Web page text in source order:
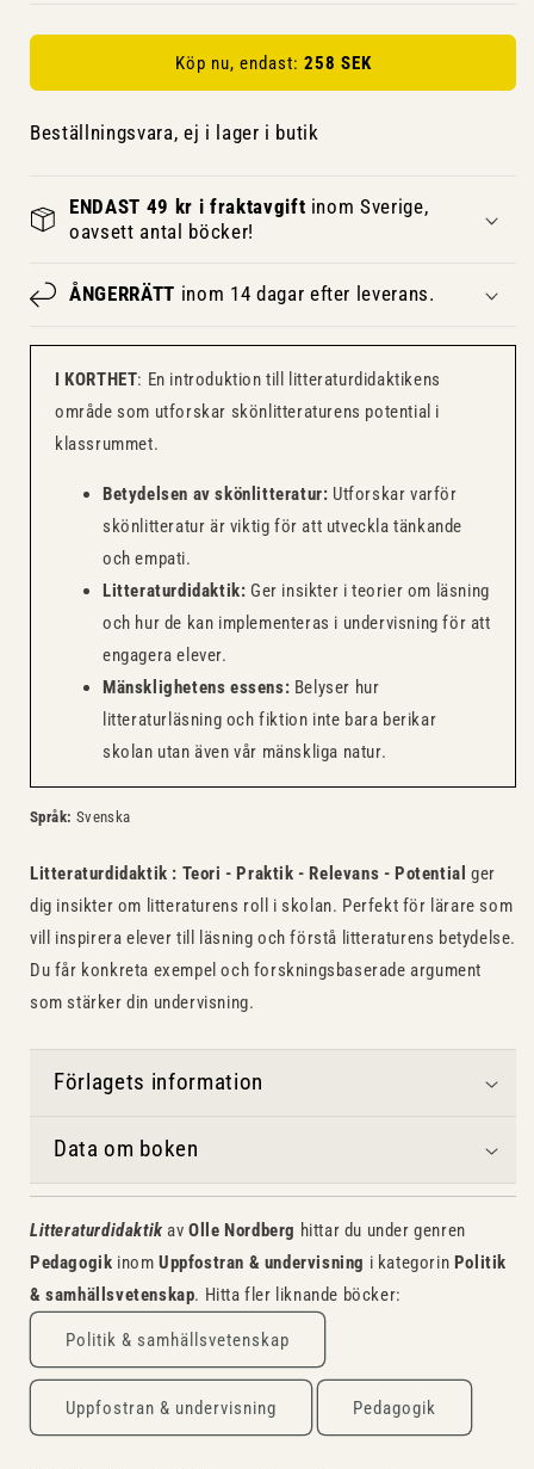
Köp nu, endast: 258 SEK
Beställningsvara, ej i lager i butik
ENDAST 49 kr i fraktavgift inom Sverige,
oavsett antal böcker!
ÅNGERRÄTT inom 14 dagar efter leverans.
I KORTHET: En introduktion till litteraturdidaktikens
område som utforskar skönlitteraturens potential i
klassrummet.
Betydelsen av skönlitteratur: Utforskar varför
skönlitteratur är viktig för att utveckla tänkande
och empati.
Litteraturdidaktik: Ger insikter i teorier om läsning
och hur de kan implementeras i undervisning för att
engagera elever.
Mänsklighetens essens: Belyser hur
litteraturläsning och fiktion inte bara berikar
skolan utan även vår mänskliga natur.
Språk: Svenska
Litteraturdidaktik : Teori - Praktik - Relevans - Potential ger
dig insikter om litteraturens roll i skolan. Perfekt för lärare som
vill inspirera elever till läsning och förstå litteraturens betydelse.
Du får konkreta exempel och forskningsbaserade argument
som stärker din undervisning.
Förlagets information
Data om boken
Litteraturdidaktik avOlle Nordberg hittar du under genren
Pedagogik inomUppfostran & undervisning i kategorin Politik
& samhällsvetenskap. Hitta fler liknande böcker:
Politik & samhällsvetenskap
Uppfostran & undervisning Pedagogik